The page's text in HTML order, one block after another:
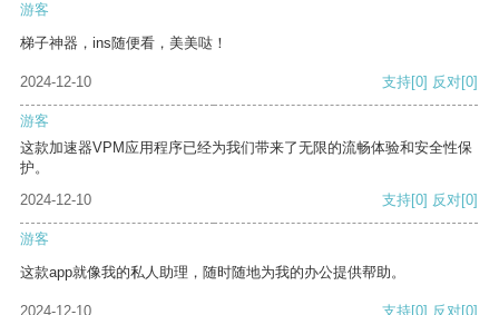
游客
梯子神器，ins随便看，美美哒！
2024-12-10 支持[0] 反对[0]
游客
这款加速器VPM应用程序已经为我们带来了无限的流畅体验和安全性保
护。
2024-12-10
支持[0] 反对[0]
游客
这款app就像我的私人助理，随时随地为我的办公提供帮助。
2024-12-10 支持[0] 反对[0]